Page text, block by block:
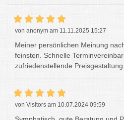
von anonym am 11.11.2025 15:27
Meiner persönlichen Meinung
feinsten. Schnelle
zufriedenstellende Preisgestaltung.
von Visitors am 10.07.2024 09:59